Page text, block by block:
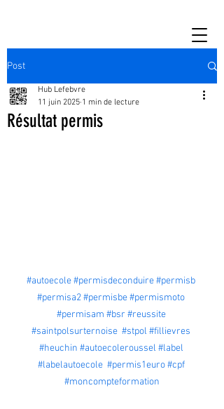
Post
Résultat permis
Hub Lefebvre
11 juin 2025 1 min de lecture
#autoecole#permisdeconduire#permisb
#permisa2#permisbe#permismoto
#permisam #bsr #reussite
#saintpolsurternoise #stpol #fillievres
#heuchin #autoecoleroussel #label
#labelautoecole #permis1euro #cpf
#moncompteformation